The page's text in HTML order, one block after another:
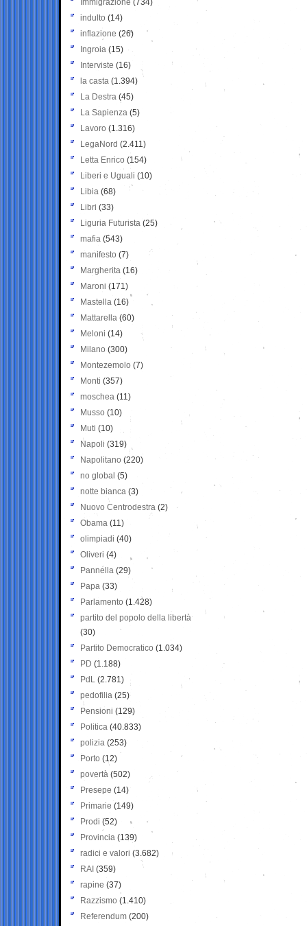
Immigrazione (734)
indulto (14)
inflazione (26)
Ingroia (15)
Interviste (16)
la casta (1.394)
La Destra (45)
La Sapienza (5)
Lavoro (1.316)
LegaNord (2.411)
Letta Enrico (154)
Liberi e Uguali (10)
Libia (68)
Libri (33)
Liguria Futurista (25)
mafia (543)
manifesto (7)
Margherita (16)
Maroni (171)
Mastella (16)
Mattarella (60)
Meloni (14)
Milano (300)
Montezemolo (7)
Monti (357)
moschea (11)
Musso (10)
Muti (10)
Napoli (319)
Napolitano (220)
no global (5)
notte bianca (3)
Nuovo Centrodestra (2)
Obama (11)
olimpiadi (40)
Oliveri (4)
Pannella (29)
Papa (33)
Parlamento (1.428)
partito del popolo della libertà
(30)
Partito Democratico (1.034)
PD (1.188)
PdL (2.781)
pedofilia (25)
Pensioni (129)
Politica (40.833)
polizia (253)
Porto (12)
povertà (502)
Presepe (14)
Primarie (149)
Prodi (52)
Provincia (139)
radici e valori (3.682)
RAI (359)
rapine (37)
Razzismo (1.410)
Referendum (200)